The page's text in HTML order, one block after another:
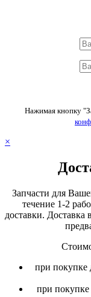
Нажимая кнопку
×
Запчасти для
течение 1-2
доставки.
при покупке
при покупке